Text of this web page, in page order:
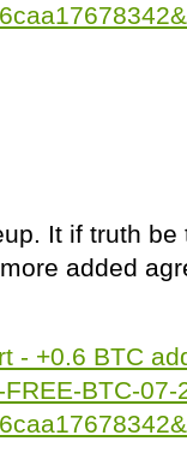
It if truth
added
- +0.6 BTC
BTC-07-